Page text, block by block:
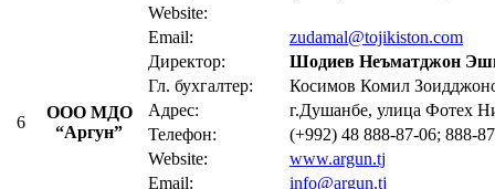
Website:
Email:
zudamal@tojikiston.com
6
ООО МДО
“Аргун”
Директор:
Шодиев Неъматджон
Гл. бухгалтер:
Косимов Комил
Адрес:
г.Душанбе, улица Фотех
Телефон:
(+992) 48 888-87-06; 888-
Website:
www.argun.tj
Email:
info@argun.tj